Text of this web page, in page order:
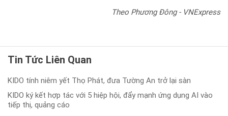
Theo Phương Đông - VNExpress
Tin Tức Liên Quan
KIDO tính niêm yết Thọ Phát, đưa Tường An trở lại sàn
KIDO ký kết hợp tác với 5 hiệp hội, đẩy mạnh ứng dụng AI vào
tiếp thị, quảng cáo